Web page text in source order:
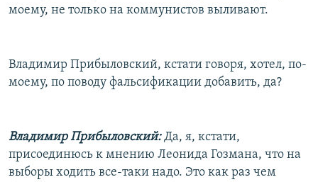
моему, не только на коммунистов выливают.
Владимир Прибыловский, кстати говоря, хотел, по-
моему, по поводу фальсификации добавить, да?
Владимир Прибыловский:Да, я, кстати,
присоединюсь к мнению Леонида Гозмана, что на
выборы ходить все-таки надо. Это как раз чем